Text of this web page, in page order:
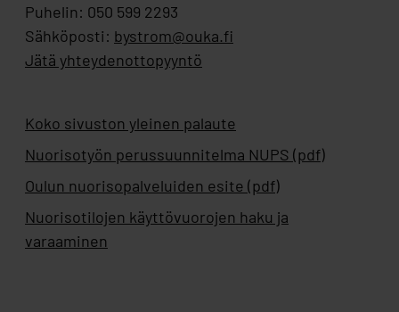
Puhelin: 050 599 2293
Sähköposti: bystrom@ouka.fi
Jätä yhteydenottopyyntö
Koko sivuston yleinen palaute
Nuorisotyön perussuunnitelma NUPS (pdf)
Oulun nuorisopalveluiden esite (pdf)
Nuorisotilojen käyttövuorojen haku ja
varaaminen